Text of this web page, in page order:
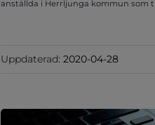
anställda i Herrljunga kommun som
Uppdaterad: 2020-04-28